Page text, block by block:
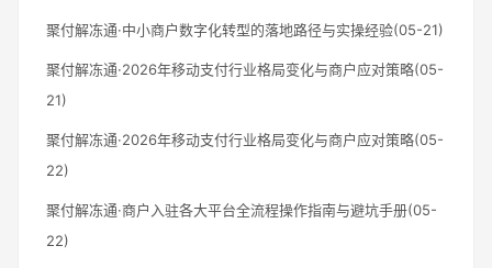
聚付解冻通·中小商户数字化转型的落地路径与实操经验(05-21)
聚付解冻通·2026年移动支付行业格局变化与商户应对策略(05-
21)
聚付解冻通·2026年移动支付行业格局变化与商户应对策略(05-
22)
聚付解冻通·商户入驻各大平台全流程操作指南与避坑手册(05-
22)